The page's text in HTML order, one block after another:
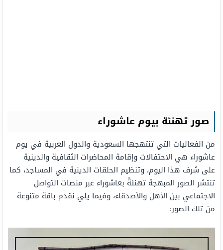
صور تهنئة بيوم عاشوراء
من الفعاليات التي تنتهجها السعودية والدول العربية في يوم
عاشوراء هي الاحتفالات وإقامة المحاضرات الثقافية والدينية
على شرف هذا اليوم، وتنظيم الحلقات الدينية في المساجد، كما
تنتشر الصور المبهجة تهنئةً بعاشوراء عبر منصات التواصل
الاجتماعي بين الأهل والأصدقاء، وفيما يلي نقدم باقة متنوعة
من تلك الصور: